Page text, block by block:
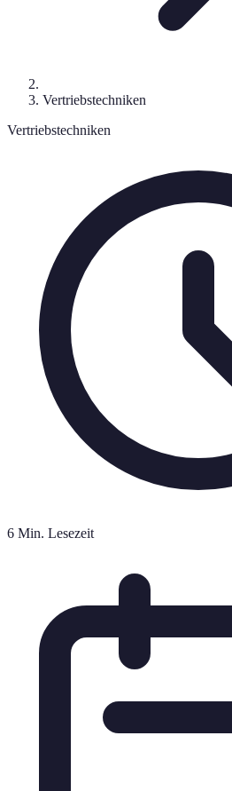
Vertriebstechniken
Vertriebstechniken
6 Min. Lesezeit